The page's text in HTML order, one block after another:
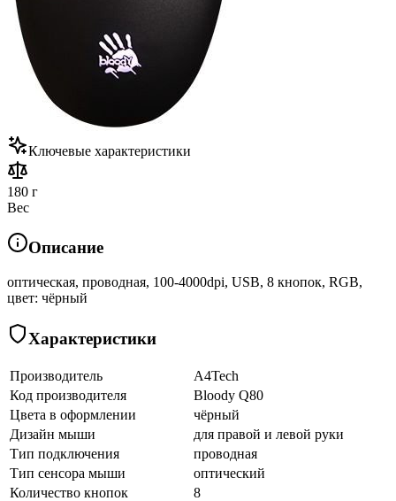
Ключевые характеристики
180 г
Вес
Описание
оптическая, проводная, 100-4000dpi, USB, 8 кнопок, RGB,
цвет: чёрный
Характеристики
Производитель
A4Tech
Код производителя
Bloody Q80
Цвета в оформлении
чёрный
Дизайн мыши
для правой и левой руки
Тип подключения
проводная
Тип сенсора мыши
оптический
Количество кнопок
8